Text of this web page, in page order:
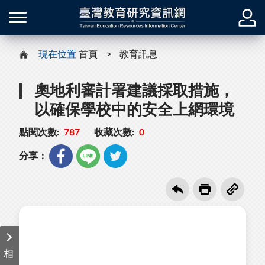
現在位置 首頁 教育訊息
奧地利審計署建議採取措施，
以確保學校中的安全上網環境
點閱次數: 787 收藏次數: 0
分享：
相